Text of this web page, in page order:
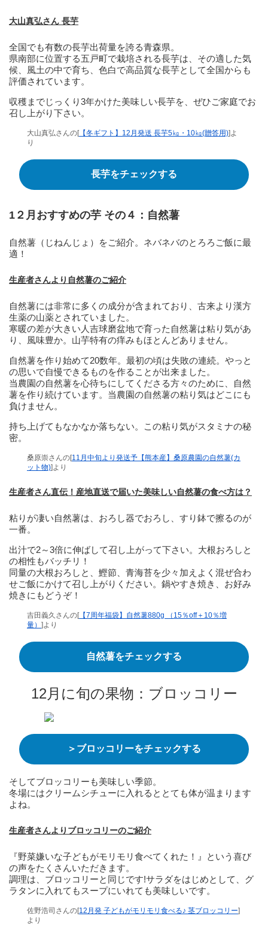
大山真弘さん 長芋
全国でも有数の長芋出荷量を誇る青森県。
県南部に位置する五戸町で栽培される長芋は、その適した気
候、風土の中で育ち、色白で高品質な長芋として全国からも
評価されています。
収穫までじっくり3年かけた美味しい長芋を、ぜひご家庭でお
召し上がり下さい。
大山真弘さんの[【冬ギフト】12月発送 長芋5㎏・10㎏(贈答用)]よ
り
長芋をチェックする
1２月おすすめの芋 その４：自然薯
自然薯（じねんじょ）をご紹介。ネバネバのとろろご飯に最
適！
生産者さんより自然薯のご紹介
自然薯には非常に多くの成分が含まれており、古来より漢方
生薬の山薬とされていました。
寒暖の差が大きい人吉球磨盆地で育った自然薯は粘り気があ
り、風味豊か。山芋特有の痒みもほとんどありません。
自然薯を作り始めて20数年。最初の頃は失敗の連続。やっと
の思いで自慢できるものを作ることが出来ました。
当農園の自然薯を心待ちにしてくださる方々のために、自然
薯を作り続けています。当農園の自然薯の粘り気はどこにも
負けません。
持ち上げてもなかなか落ちない。この粘り気がスタミナの秘
密。
桑原崇さんの[11月中旬より発送予【熊本産】桑原農園の自然薯(カ
ット物)]より
生産者さん直伝！産地直送で届いた美味しい自然薯の食べ方は？
粘りが凄い自然薯は、おろし器でおろし、すり鉢で擦るのが
一番。
出汁で2～3倍に伸ばして召し上がって下さい。大根おろしと
の相性もバッチリ！
同量の大根おろしと、鰹節、青海苔を少々加えよく混ぜ合わ
せご飯にかけて召し上がりください。鍋やすき焼き、お好み
焼きにもどうぞ！
吉田義久さんの[【7周年福袋】自然薯880g （15％off＋10％増
量） ]より
自然薯をチェックする
12月に旬の果物：ブロッコリー
＞ブロッコリーをチェックする
そしてブロッコリーも美味しい季節。
冬場にはクリームシチューに入れるととても体が温まります
よね。
生産者さんよりブロッコリーのご紹介
『野菜嫌いな子どもがモリモリ食べてくれた！』という喜び
の声をたくさんいただきます。
調理は、ブロッコリーと同じです!サラダをはじめとして、グ
ラタンに入れてもスープにいれても美味しいです。
佐野浩司さんの[12月発 子どもがモリモリ食べる♪ 茎ブロッコリー]
より